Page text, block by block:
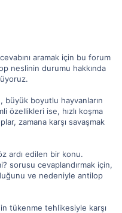
aramak için bu forum
neslinin durumu hakkında
büyük boyutlu hayvanların
özellikleri ise, hızlı koşma
zamana karşı savaşmak
ardı edilen bir konu.
sorusu cevaplandırmak için,
ve nedeniyle antilop
tükenme tehlikesiyle karşı